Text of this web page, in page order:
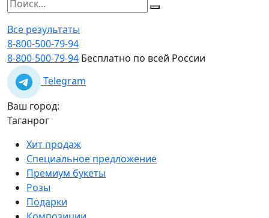
Все результаты
8-800-500-79-94
8-800-500-79-94 Бесплатно по всей России
Telegram
Ваш город:
Таганрог
Хит продаж
Специальное предложение
Премиум букеты
Розы
Подарки